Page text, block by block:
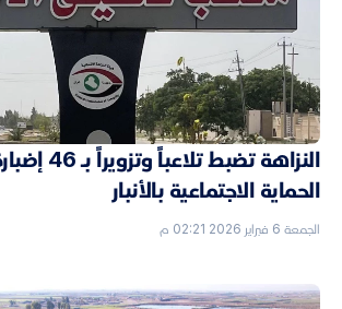
النزاهة تضبط
الحماية الاجتماعية بالأنبار
الجمعة 6 فبراير 2026 02:21 م